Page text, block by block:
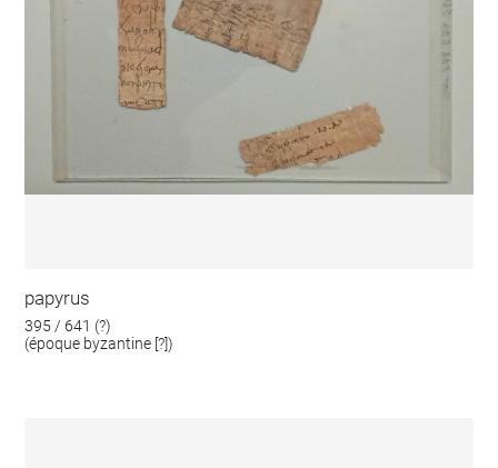
papyrus
395 / 641 (?)
(époque byzantine [?])